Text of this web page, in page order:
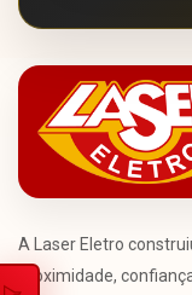
A Laser Eletro
proximidade,